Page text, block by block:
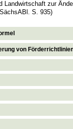
Landwirtschaft zur
S. 935)
von